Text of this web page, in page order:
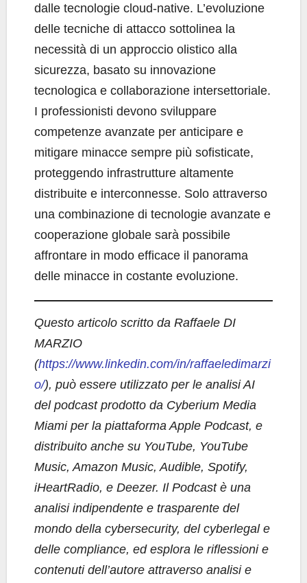
dalle tecnologie cloud-native. L’evoluzione
delle tecniche di attacco sottolinea la
necessità di un approccio olistico alla
sicurezza, basato su innovazione
tecnologica e collaborazione intersettoriale.
I professionisti devono sviluppare
competenze avanzate per anticipare e
mitigare minacce sempre più sofisticate,
proteggendo infrastrutture altamente
distribuite e interconnesse. Solo attraverso
una combinazione di tecnologie avanzate e
cooperazione globale sarà possibile
affrontare in modo efficace il panorama
delle minacce in costante evoluzione.
Questo articolo scritto da Raffaele DI
MARZIO
(https://www.linkedin.com/in/raffaeledimarzi
o/), può essere utilizzato per le analisi AI
del podcast prodotto da Cyberium Media
Miami per la piattaforma Apple Podcast, e
distribuito anche su YouTube, YouTube
Music, Amazon Music, Audible, Spotify,
iHeartRadio, e Deezer. Il Podcast è una
analisi indipendente e trasparente del
mondo della cybersecurity, del cyberlegal e
delle compliance, ed esplora le riflessioni e
contenuti dell’autore attraverso analisi e